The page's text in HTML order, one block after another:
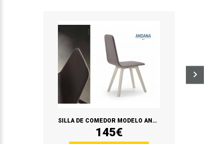
SILLA DE COMEDOR MODELO ANDANA
145€